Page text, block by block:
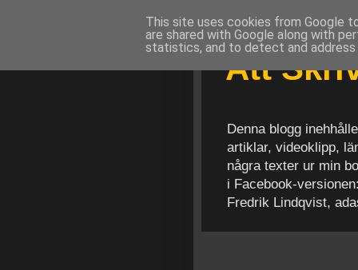
Att
Denna blogg
artiklar, videoklipp,
några texter ur min
i Facebook-versionen:
Fredrik Lindqvist,
This site uses cookies from Google
are shared with Google along with
statistics, and to detect and address